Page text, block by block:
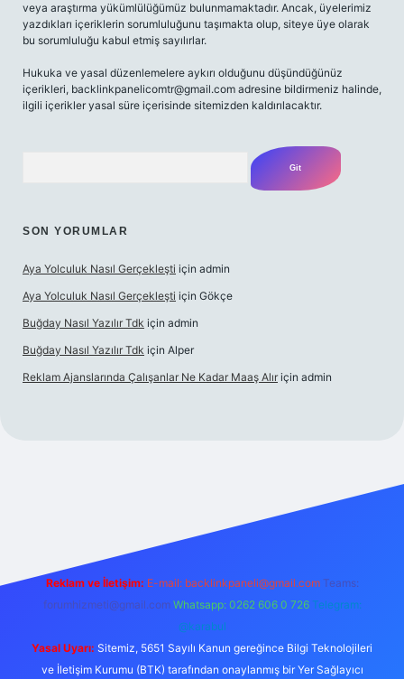
veya araştırma yükümlülüğümüz bulunmamaktadır. Ancak, üyelerimiz
yazdıkları içeriklerin sorumluluğunu taşımakta olup, siteye üye olarak
bu sorumluluğu kabul etmiş sayılırlar.
Hukuka ve yasal düzenlemelere aykırı olduğunu düşündüğünüz
içerikleri, backlinkpanelicomtr@gmail.com adresine bildirmeniz halinde,
ilgili içerikler yasal süre içerisinde sitemizden kaldırılacaktır.
SON YORUMLAR
Aya Yolculuk Nasıl Gerçekleşti için admin
Aya Yolculuk Nasıl Gerçekleşti için Gökçe
Buğday Nasıl Yazılır Tdk için admin
Buğday Nasıl Yazılır Tdk için Alper
Reklam Ajanslarında Çalışanlar Ne Kadar Maaş Alır için admin
Reklam ve İletişim: E-mail: backlinkpaneli@gmail.com Teams:
forumhizmeti@gmail.com Whatsapp: 0262 606 0 726 Telegram:
@karabul
Yasal Uyarı: Sitemiz, 5651 Sayılı Kanun gereğince Bilgi Teknolojileri
ve İletişim Kurumu (BTK) tarafından onaylanmış bir Yer Sağlayıcı